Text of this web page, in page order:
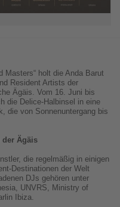
Masters“ holt die Anda Barut
Resident Artists der
Ägäis. Vom 16. Juni bis
die Delice-Halbinsel in eine
die von Sonnenuntergang bis
der Ägäis
die regelmäßig in einigen
Destinationen der Welt
DJs gehören unter
UNVRS, Ministry of
Ibiza.